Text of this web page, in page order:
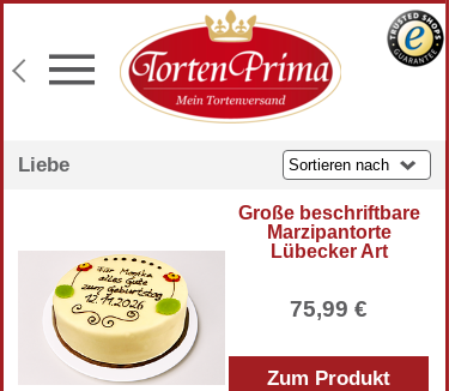
Konditor-Qualität
Torten mit Wunschtext
Lieferung an Wunschadresse
Liebe
Große beschriftbare
Marzipantorte
Lübecker Art
75,99 €
Zum Produkt